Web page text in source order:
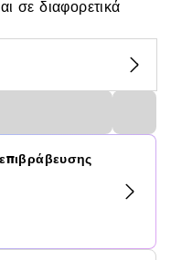
σε διαφορετικά